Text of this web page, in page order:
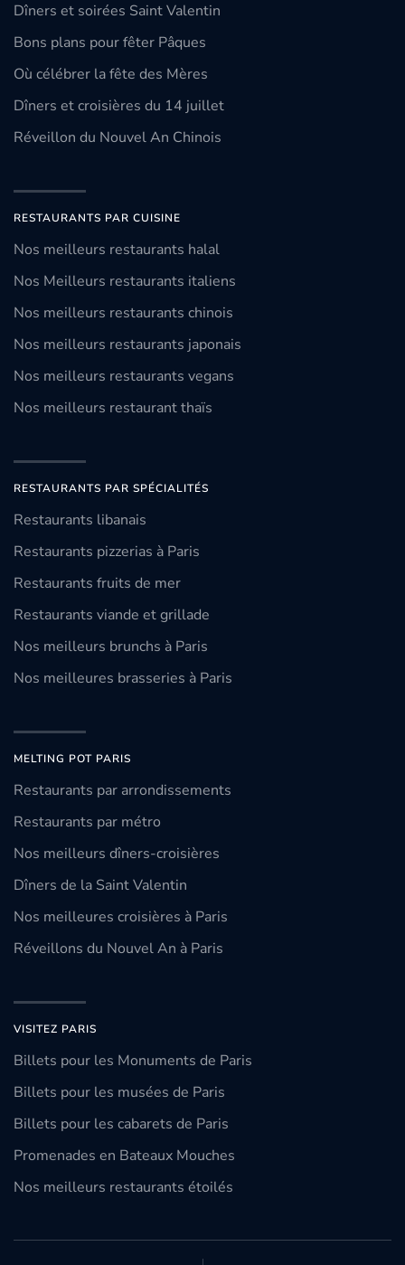
Dîners et soirées Saint Valentin
Bons plans pour fêter Pâques
Où célébrer la fête des Mères
Dîners et croisières du 14 juillet
Réveillon du Nouvel An Chinois
RESTAURANTS PAR CUISINE
Nos meilleurs restaurants halal
Nos Meilleurs restaurants italiens
Nos meilleurs restaurants chinois
Nos meilleurs restaurants japonais
Nos meilleurs restaurants vegans
Nos meilleurs restaurant thaïs
RESTAURANTS PAR SPÉCIALITÉS
Restaurants libanais
Restaurants pizzerias à Paris
Restaurants fruits de mer
Restaurants viande et grillade
Nos meilleurs brunchs à Paris
Nos meilleures brasseries à Paris
MELTING POT PARIS
Restaurants par arrondissements
Restaurants par métro
Nos meilleurs dîners-croisières
Dîners de la Saint Valentin
Nos meilleures croisières à Paris
Réveillons du Nouvel An à Paris
VISITEZ PARIS
Billets pour les Monuments de Paris
Billets pour les musées de Paris
Billets pour les cabarets de Paris
Promenades en Bateaux Mouches
Nos meilleurs restaurants étoilés